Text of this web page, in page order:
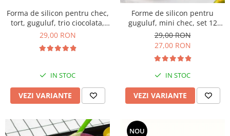
Forma de silicon pentru chec,
tort, guguluf, trio ciocolata,
19cm
29,00 RON
IN STOC
VEZI VARIANTE
Forme de silicon pentru
guguluf, mini chec, set 12
bucati multicolor, 7 cm
29,00 RON
27,00 RON
IN STOC
VEZI VARIANTE
NOU